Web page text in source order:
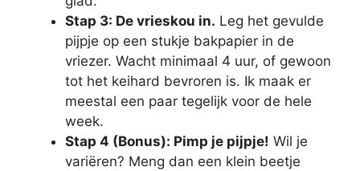
Stap 3: De vrieskou in. Leg het gevulde
pijpje op een stukje bakpapier in de
vriezer. Wacht minimaal 4 uur, of gewoon
tot het keihard bevroren is. Ik maak er
meestal een paar tegelijk voor de hele
week.
Stap 4 (Bonus): Pimp je pijpje! Wil je
variëren? Meng dan een klein beetje